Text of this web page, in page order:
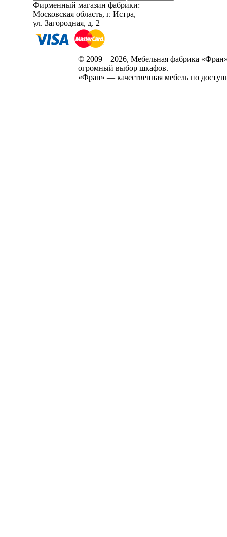
Фирменный магазин фабрики:
Московская область, г. Истра,
ул. Загородная, д. 2
© 2009 – 2026, Мебельная фабрика
огромный выбор шкафов.
«Фран» — качественная мебель по